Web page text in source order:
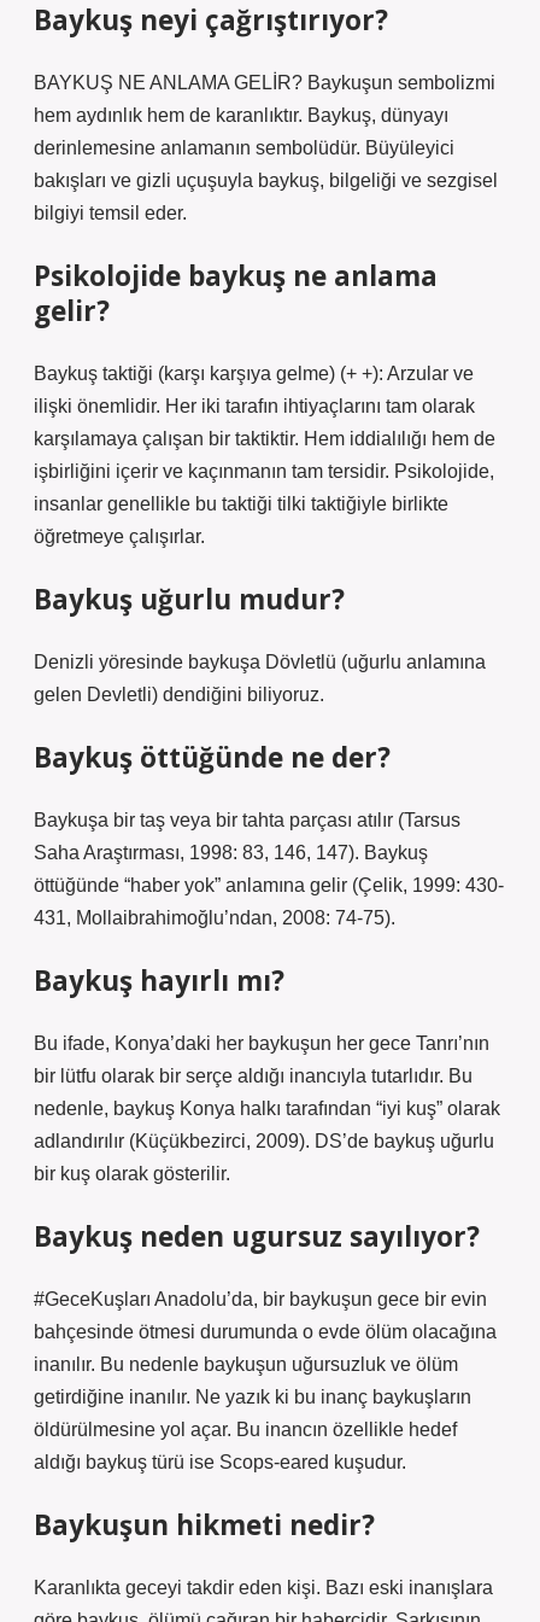
Baykuş neyi çağrıştırıyor?
BAYKUŞ NE ANLAMA GELİR? Baykuşun sembolizmi
hem aydınlık hem de karanlıktır. Baykuş, dünyayı
derinlemesine anlamanın sembolüdür. Büyüleyici
bakışları ve gizli uçuşuyla baykuş, bilgeliği ve sezgisel
bilgiyi temsil eder.
Psikolojide baykuş ne anlama
gelir?
Baykuş taktiği (karşı karşıya gelme) (+ +): Arzular ve
ilişki önemlidir. Her iki tarafın ihtiyaçlarını tam olarak
karşılamaya çalışan bir taktiktir. Hem iddialılığı hem de
işbirliğini içerir ve kaçınmanın tam tersidir. Psikolojide,
insanlar genellikle bu taktiği tilki taktiğiyle birlikte
öğretmeye çalışırlar.
Baykuş uğurlu mudur?
Denizli yöresinde baykuşa Dövletlü (uğurlu anlamına
gelen Devletli) dendiğini biliyoruz.
Baykuş öttüğünde ne der?
Baykuşa bir taş veya bir tahta parçası atılır (Tarsus
Saha Araştırması, 1998: 83, 146, 147). Baykuş
öttüğünde “haber yok” anlamına gelir (Çelik, 1999: 430-
431, Mollaibrahimoğlu’ndan, 2008: 74-75).
Baykuş hayırlı mı?
Bu ifade, Konya’daki her baykuşun her gece Tanrı’nın
bir lütfu olarak bir serçe aldığı inancıyla tutarlıdır. Bu
nedenle, baykuş Konya halkı tarafından “iyi kuş” olarak
adlandırılır (Küçükbezirci, 2009). DS’de baykuş uğurlu
bir kuş olarak gösterilir.
Baykuş neden ugursuz sayılıyor?
#GeceKuşları Anadolu’da, bir baykuşun gece bir evin
bahçesinde ötmesi durumunda o evde ölüm olacağına
inanılır. Bu nedenle baykuşun uğursuzluk ve ölüm
getirdiğine inanılır. Ne yazık ki bu inanç baykuşların
öldürülmesine yol açar. Bu inancın özellikle hedef
aldığı baykuş türü ise Scops-eared kuşudur.
Baykuşun hikmeti nedir?
Karanlıkta geceyi takdir eden kişi. Bazı eski inanışlara